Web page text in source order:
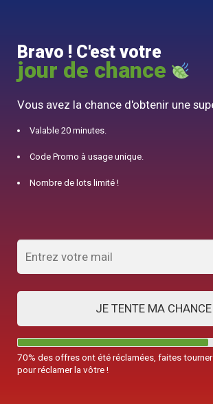
10% offert pour 50€ d’achats avec le
Bravo ! C'est votre
jour de chance
Vous avez la chance d'obtenir une
Valable 20 minutes.
Code Promo à usage unique.
Nombre de lots limité !
JE TENTE MA CHANCE
70% des offres ont été réclamées, faites
pour réclamer la vôtre !